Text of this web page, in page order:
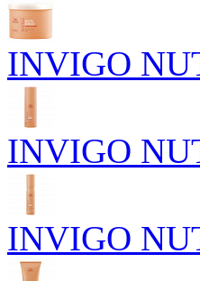
INVIGO
INVIGO
INVIGO